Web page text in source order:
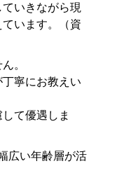
いきながら現
います。（資
。
寧にお教えい
て優遇しま
広い年齢層が活